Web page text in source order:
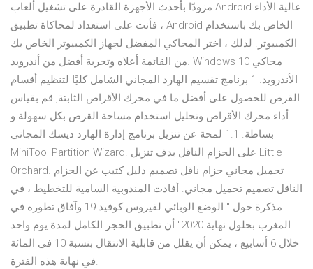
مزودًا بأحدث الأجهزة القادرة على تشغيل ألعاب Android عالية الأداء
، فأنت على استعداد لمحاكاة تطبيق Android الخاص بك باستخدام
الكمبيوتر. لذلك ، اختر المحاكي المفضل لجهاز الكمبيوتر الخاص بك
من القائمة أعلاه وتجربة أفضل من أندرويد. Windows 10 محاكي
الأندرويد. 1 برنامج تقسيم الهارد المجاني الشامل كليًا لتنظيم أقسام
القرص للحصول على أفضل ما في محرك الأقراص الثابتة, قم بقياس
أداء محرك الأقراص وتحليل استخدام مساحة القرص بكل سهولة و
بساطة. 1.1 لمحة عن تنزيل برنامج إدارة الهارد ديسك المجاني
MiniTool Partition Wizard. على الحزام الناقل بدف تنزيل Little
Orchard. تحميل مجاني حزام ناقل تصميم دليل كتيب عن الحزام
الناقل تصميم تحميل مجاني. أفادت المندوبية السامية للتخطيط ، في
مذكرة حول " الوضع الوبائي لفيروس كوفيد 19 وآفاق تطوره في
المغرب بحلول نهاية 2020" أن تطبيق الحجر الكامل لمدة يوم واحد
خلال 6 أسابيع ، يمكن أن يقلل من قابلية الانتقال بنسبة 10 في المائة
في نهاية هذه الفترة.